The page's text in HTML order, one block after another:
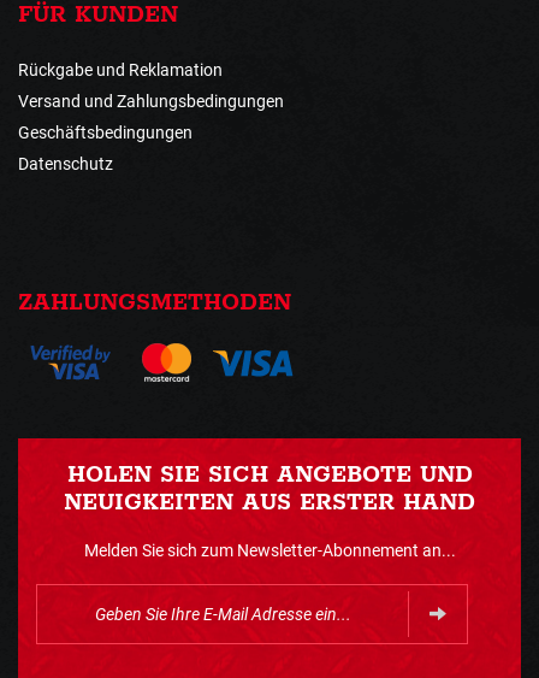
FÜR KUNDEN
Rückgabe und Reklamation
Versand und Zahlungsbedingungen
Geschäftsbedingungen
Datenschutz
ZAHLUNGSMETHODEN
HOLEN SIE SICH ANGEBOTE UND
NEUIGKEITEN AUS ERSTER HAND
Melden Sie sich zum Newsletter-Abonnement an...